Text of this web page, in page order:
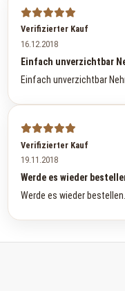
Verifizierter Kauf
16.12.2018
Einfach unverzichtbar
Einfach unverzichtbar
Verifizierter Kauf
19.11.2018
Werde es wieder
Werde es wieder